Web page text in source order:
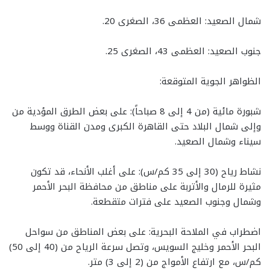
​شمال الصعيد: العظمى 36، الصغرى 20.
​جنوب الصعيد: العظمى 43، الصغرى 25.
​الظواهر الجوية المتوقعة:
​شبورة مائية (من 4 إلى 8 صباحاً): على بعض الطرق المؤدية من
وإلى شمال البلاد حتى القاهرة الكبرى ومدن القناة ووسط
سيناء وشمال الصعيد.
​نشاط رياح (30 إلى 35 كم/س): على أغلب الأنحاء، قد تكون
مثيرة للرمال والأتربة على مناطق من محافظة البحر الأحمر
وشمال وجنوب الصعيد على فترات متقطعة.
​اضطراب في الملاحة البحرية: على بعض المناطق من سواحل
البحر الأحمر وخليج السويس، وتصل سرعة الرياح من (40 إلى 50)
كم/س، مع ارتفاع الأمواج من (2 إلى 3) متر.